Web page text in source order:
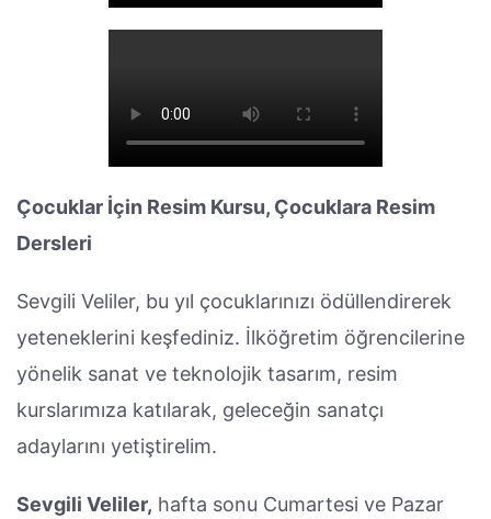
Çocuklar İçin Resim Kursu, Çocuklara Resim
Dersleri
Sevgili Veliler, bu yıl çocuklarınızı ödüllendirerek
yeteneklerini keşfediniz. İlköğretim öğrencilerine
yönelik sanat ve teknolojik tasarım, resim
kurslarımıza katılarak, geleceğin sanatçı
adaylarını yetiştirelim.
Sevgili Veliler, hafta sonu Cumartesi ve Pazar